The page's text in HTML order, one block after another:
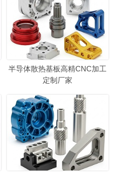
半导体散热基板高精CNC加工
定制厂家